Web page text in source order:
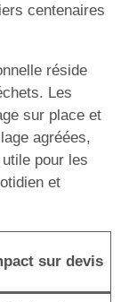
centenaires
réside
Les
sur place et
agréées,
pour les
et
sur devis